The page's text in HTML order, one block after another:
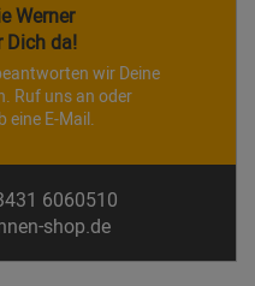
Werner
Dich da!
wir Deine
Ruf uns an oder
eine E-Mail.
6060510
shop.de